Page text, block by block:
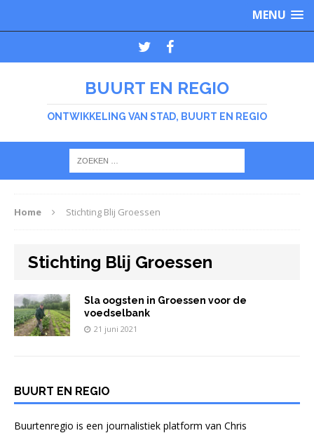
MENU
BUURT EN REGIO
ONTWIKKELING VAN STAD, BUURT EN REGIO
Home Stichting Blij Groessen
Stichting Blij Groessen
Sla oogsten in Groessen voor de
voedselbank
21 juni 2021
BUURT EN REGIO
Buurtenregio is een journalistiek platform van Chris